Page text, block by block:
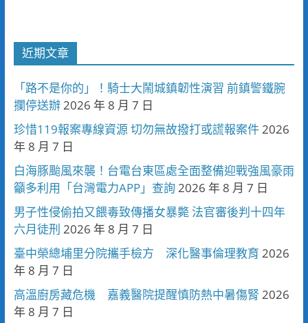
近期文章
「路不是你的」！騎士大鬧城鎮韌性演習 前鎮警鐵腕
攔停送辦2026 年 8 月 7 日
珍惜119報案專線資源 切勿無故撥打或謊報案件2026
年 8 月 7 日
白海豚颱風來襲！台電台東區處全面整備迎戰強風豪雨
籲多利用「台灣電力APP」查詢 2026 年 8 月 7 日
男子性侵偷拍又餵毒致傳播女暴斃 法官審後判十四年
六月徒刑 2026 年 8 月 7 日
臺中榮總埔里分院攜手檢方 深化醫事倫理教育 2026
年 8 月 7 日
高溫廚房藏危機 嘉義醫院提醒慎防熱中暑傷腎 2026
年 8 月 7 日